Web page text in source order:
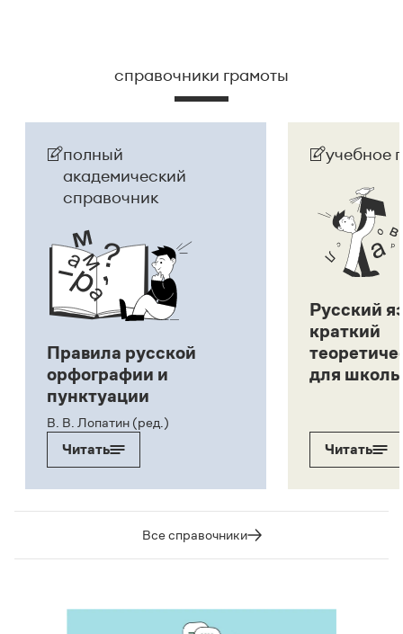
справочники грамоты
полный
академический
справочник
Правила русской
орфографии и
пунктуации
В. В. Лопатин (ред.)
Читать
учебное
Русский
краткий
для
Читать
Все справочники